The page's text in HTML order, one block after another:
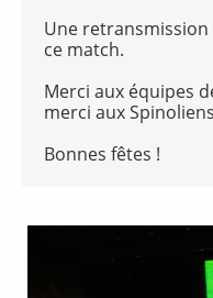
Une
ce match.
Merci aux équipes
merci aux
Bonnes fêtes !